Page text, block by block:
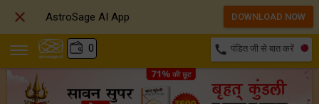
0 call पंडित जी से बात करें
 AstroSage AI App DOWNLOAD NOW